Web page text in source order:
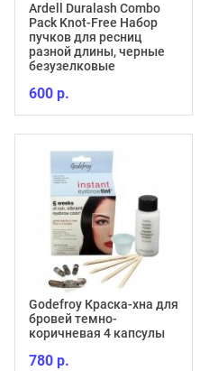
Ardell Duralash Combo
Pack Knot-Free Набор
пучков для ресниц
разной длины, черные
безузелковые
600 р.
Godefroy Краска-хна для
бровей темно-
коричневая 4 капсулы
780 р.